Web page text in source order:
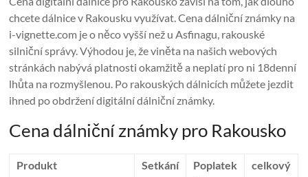
chcete dálnice v Rakousku využívat. Cena dálniční známky na
i-vignette.com je o něco vyšší než u Asfinagu, rakouské
silniční správy. Výhodou je, že viněta na našich webových
stránkách nabývá platnosti okamžitě a neplatí pro ni 18denní
lhůta na rozmyšlenou. Po rakouských dálnicích můžete jezdit
ihned po obdržení digitální dálniční známky.
Cena dálniční známky pro Rakousko
Produkt Setkání
Poplatek
celkový